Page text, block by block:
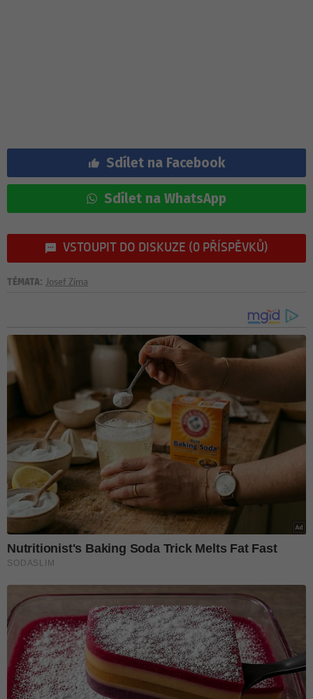
Sdílet na Facebook
Sdílet na WhatsApp
VSTOUPIT DO DISKUZE (0 PŘÍSPĚVKŮ)
TÉMATA: Josef Zíma